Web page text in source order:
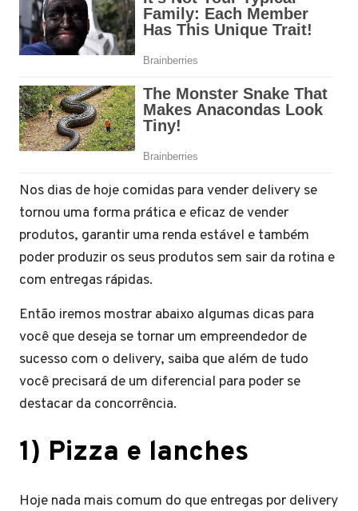
Nos dias de hoje comidas para vender delivery se
tornou uma forma prática e eficaz de vender
produtos, garantir uma renda estável e também
poder produzir os seus produtos sem sair da rotina e
com entregas rápidas.
Então iremos mostrar abaixo algumas dicas para
você que deseja se tornar um empreendedor de
sucesso com o delivery, saiba que além de tudo
você precisará de um diferencial para poder se
destacar da concorrência.
1) Pizza e lanches
Hoje nada mais comum do que entregas por delivery